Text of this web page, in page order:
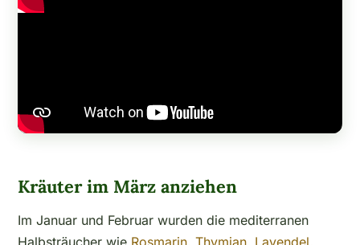
Kräuter im März anziehen
Im Januar und Februar wurden die mediterranen